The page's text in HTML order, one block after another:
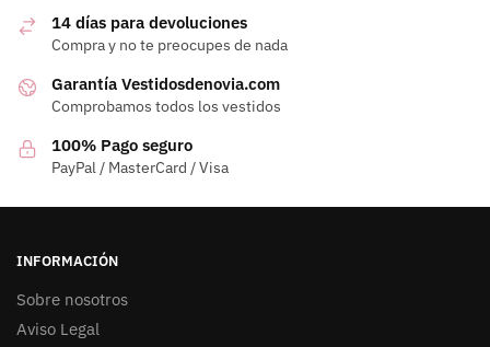
14 días para devoluciones
Compra y no te preocupes de nada
Garantía Vestidosdenovia.com
Comprobamos todos los vestidos
100% Pago seguro
PayPal / MasterCard / Visa
INFORMACIÓN
Sobre nosotros
Aviso Legal